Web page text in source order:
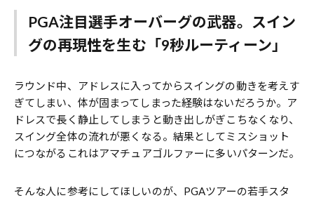
PGA注目選手オーバーグの武器。スイン
グの再現性を生む「9秒ルーティーン」
ラウンド中、アドレスに入ってからスイングの動きを考えす
ぎてしまい、体が固まってしまった経験はないだろうか。ア
ドレスで長く静止してしまうと動き出しがぎこちなくなり、
スイング全体の流れが悪くなる。結果としてミスショット
につながる――これはアマチュアゴルファーに多いパターンだ。
そんな人に参考にしてほしいのが、PGAツアーの若手スタ